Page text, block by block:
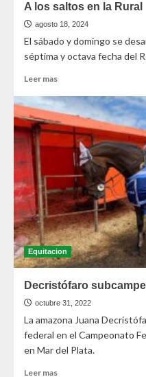
A los saltos en la Rural
agosto 18, 2024
El sábado y domingo se
séptima y octava fecha del
Leer mas
Equitacion
Decristófaro
octubre 31, 2022
La amazona Juana
federal en el Campeonato
en Mar del Plata.
Leer mas